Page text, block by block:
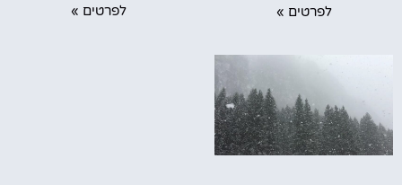
לפרטים » לפרטים »